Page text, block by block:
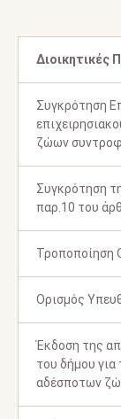
Διοικητικές
Συγκρότηση
ζώων
Συγκρότηση
παρ.10 του
Τροποποίηση
Ορισμός
Έκδοση της
του δήμου
αδέσποτων